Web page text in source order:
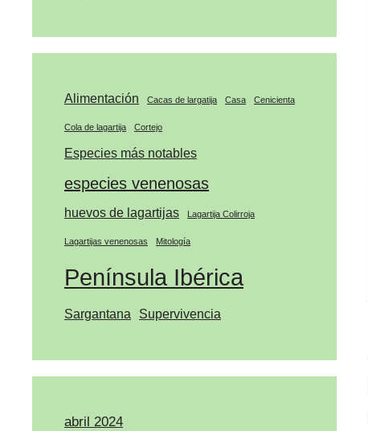
Alimentación Cacas de largatija Casa Cenicienta
Cola de lagartija Cortejo
Especies más notables
especies venenosas
huevos de lagartijas Lagartija Colirroja
Lagartijas venenosas Mitología
Península Ibérica
Sargantana Supervivencia
abril 2024